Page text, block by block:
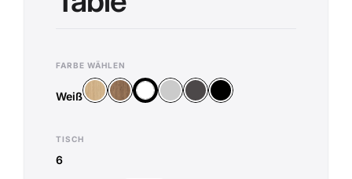
FARBE WÄHLEN
Weiß
Holz Vicenza
Holz Old Oak
WeißSilberAnthrazitSchwarz
TISCH
6